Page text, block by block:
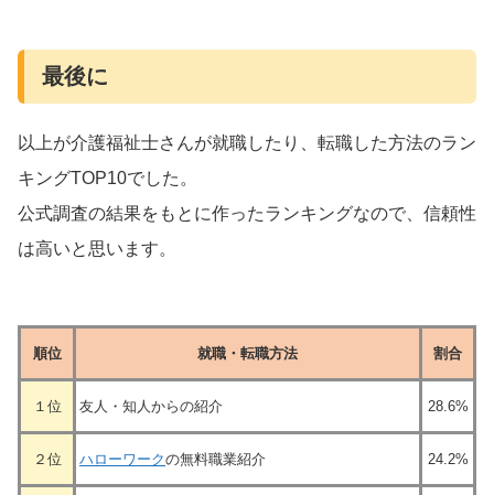
最後に
以上が介護福祉士さんが就職したり、転職した方法のラン
キングTOP10でした。
公式調査の結果をもとに作ったランキングなので、信頼性
は高いと思います。
順位 就職・転職方法 割合
１位 友人・知人からの紹介 28.6%
２位 ハローワークの無料職業紹介 24.2%